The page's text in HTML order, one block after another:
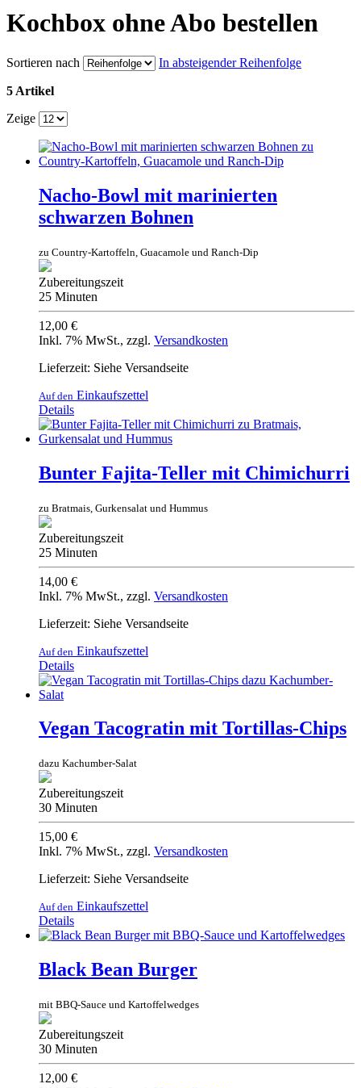
Kochbox ohne Abo bestellen
Sortieren nach In absteigender Reihenfolge
5 Artikel
Zeige
Nacho-Bowl mit marinierten
schwarzen Bohnen
zu Country-Kartoffeln, Guacamole und Ranch-Dip
Zubereitungszeit
25 Minuten
12,00 €
Inkl. 7% MwSt., zzgl. Versandkosten
Lieferzeit: Siehe Versandseite
Auf den Einkaufszettel
Details
Bunter Fajita-Teller mit Chimichurri
zu Bratmais, Gurkensalat und Hummus
Zubereitungszeit
25 Minuten
14,00 €
Inkl. 7% MwSt., zzgl. Versandkosten
Lieferzeit: Siehe Versandseite
Auf den Einkaufszettel
Details
Vegan Tacogratin mit Tortillas-Chips
dazu Kachumber-Salat
Zubereitungszeit
30 Minuten
15,00 €
Inkl. 7% MwSt., zzgl. Versandkosten
Lieferzeit: Siehe Versandseite
Auf den Einkaufszettel
Details
Black Bean Burger
mit BBQ-Sauce und Kartoffelwedges
Zubereitungszeit
30 Minuten
12,00 €